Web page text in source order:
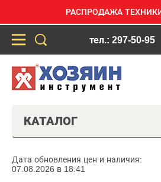
РАСПРОДАЖА ТЕХНИКИ
тел.: 297-50-95
КАТАЛОГ
Дата обновления цен и наличия:
07.08.2026 в 18:41